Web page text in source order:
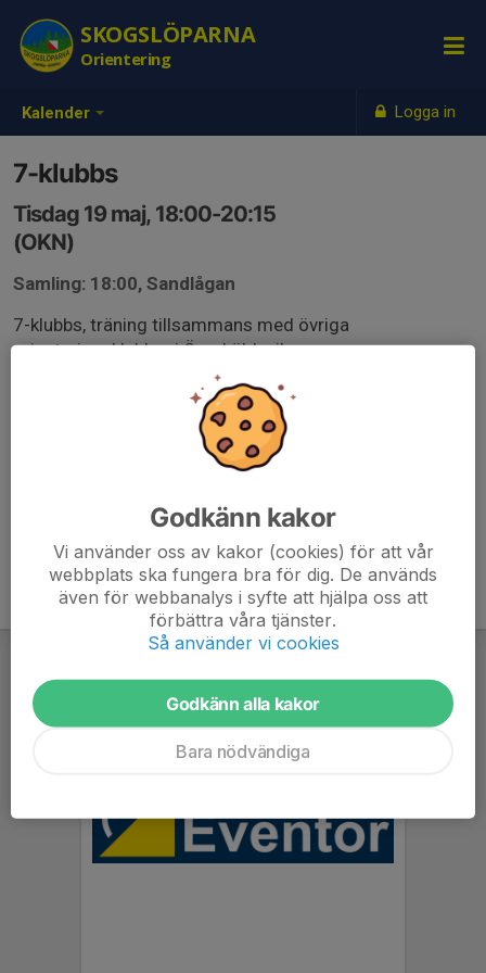
Kalender Logga in
SKOGSLÖPARNA
Orientering
7-klubbs
Tisdag 19 maj, 18:00-20:15
(OKN)
Samling: 18:00, Sandlågan
7-klubbs, träning tillsammans med övriga
orienteringsklubbar i Örnsköldsvik.
Information, vägvisning och anmälan via Eventor
eventor.orientering.se/Events/Show/59152
Godkänn kakor
Vi använder oss av kakor (cookies) för att vår
webbplats ska fungera bra för dig. De används
även för webbanalys i syfte att hjälpa oss att
förbättra våra tjänster.
Så använder vi cookies
Godkänn alla kakor
Bara nödvändiga